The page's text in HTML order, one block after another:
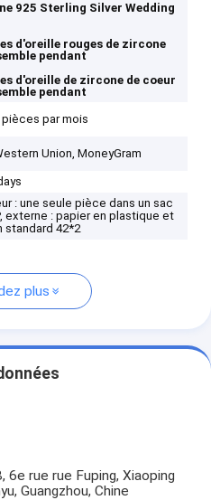
925 Sterling Silver Wedding
d'oreille rouges de zircone
pendant
d'oreille de zircone de coeur
pendant
pièces par mois
Union, MoneyGram
: une seule pièce dans un sac
externe : papier en plastique et
standard 42*2
plus
6e rue rue Fuping, Xiaoping
Guangzhou, Chine